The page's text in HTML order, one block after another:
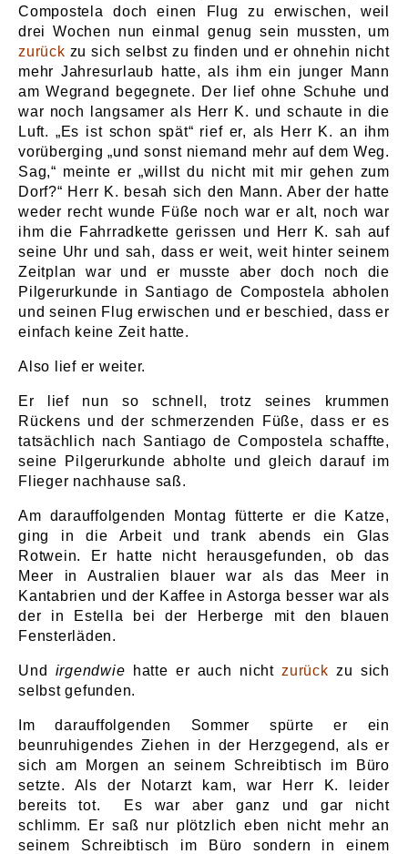
Compostela doch einen Flug zu erwischen, weil
drei Wochen nun einmal genug sein mussten, um
zurück zu sich selbst zu finden und er ohnehin nicht
mehr Jahresurlaub hatte, als ihm ein junger Mann
am Wegrand begegnete. Der lief ohne Schuhe und
war noch langsamer als Herr K. und schaute in die
Luft. „Es ist schon spät“ rief er, als Herr K. an ihm
vorüberging „und sonst niemand mehr auf dem Weg.
Sag,“ meinte er „willst du nicht mit mir gehen zum
Dorf?“ Herr K. besah sich den Mann. Aber der hatte
weder recht wunde Füße noch war er alt, noch war
ihm die Fahrradkette gerissen und Herr K. sah auf
seine Uhr und sah, dass er weit, weit hinter seinem
Zeitplan war und er musste aber doch noch die
Pilgerurkunde in Santiago de Compostela abholen
und seinen Flug erwischen und er beschied, dass er
einfach keine Zeit hatte.
Also lief er weiter.
Er lief nun so schnell, trotz seines krummen
Rückens und der schmerzenden Füße, dass er es
tatsächlich nach Santiago de Compostela schaffte,
seine Pilgerurkunde abholte und gleich darauf im
Flieger nachhause saß.
Am darauffolgenden Montag fütterte er die Katze,
ging in die Arbeit und trank abends ein Glas
Rotwein. Er hatte nicht herausgefunden, ob das
Meer in Australien blauer war als das Meer in
Kantabrien und der Kaffee in Astorga besser war als
der in Estella bei der Herberge mit den blauen
Fensterläden.
Und irgendwie hatte er auch nichtzurück zu sich
selbst gefunden.
Im darauffolgenden Sommer spürte er ein
beunruhigendes Ziehen in der Herzgegend, als er
sich am Morgen an seinem Schreibtisch im Büro
setzte. Als der Notarzt kam, war Herr K. leider
bereits tot. Es war aber ganz und gar nicht
schlimm. Er saß nur plötzlich eben nicht mehr an
seinem Schreibtisch im Büro sondern in einem